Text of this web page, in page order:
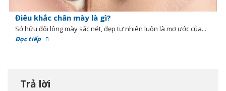
Điêu khắc chân mày là gì?
Sở hữu đôi lông mày sắc nét, đẹp tự nhiên luôn là mơ ước của...
Đọc tiếp
Trả lời